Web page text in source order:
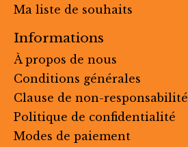
Ma liste de souhaits
Informations
À propos de nous
Conditions générales
Clause de non-responsabilité
Politique de confidentialité
Modes de paiement